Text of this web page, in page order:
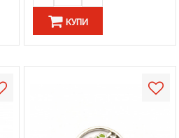
КУПИ